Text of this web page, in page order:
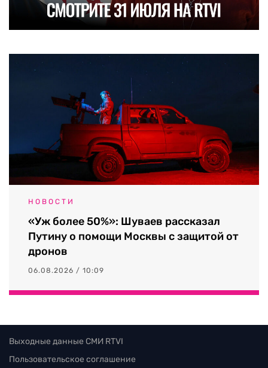
НОВОСТИ
«Уж более 50%»: Шуваев рассказал
Путину о помощи Москвы с защитой от
дронов
06.08.2026 / 10:09
Выходные данные СМИ RTVI
Пользовательское соглашение